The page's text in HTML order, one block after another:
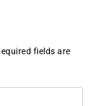
fields are